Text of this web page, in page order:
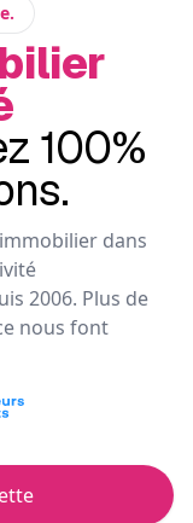
100%
dans
2006. Plus de
nous font